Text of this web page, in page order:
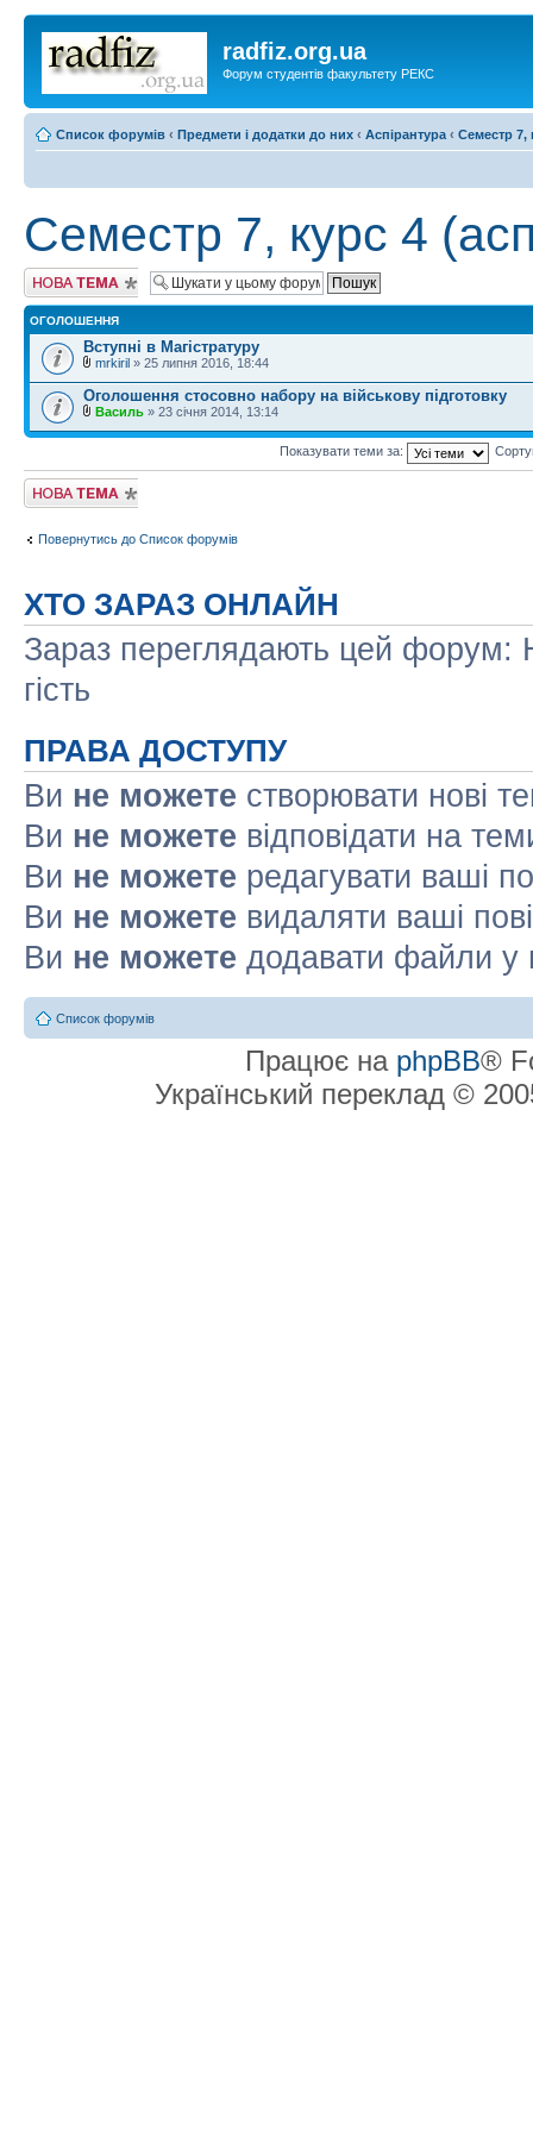
radfiz.org.ua
Форум студентів факультету РЕКС
Список форумів ‹ Предмети і додатки до них ‹ Аспірантура ‹ Семестр 7,
Семестр 7, курс 4
Створити нову
тему
ОГОЛОШЕННЯ
Вступні в Магістратуру
mrkiril » 25 липня 2016, 18:44
Оголошення стосовно набору на військову підготовку
Василь » 23 січня 2014, 13:14
Показувати теми за:
Створити нову
тему
Повернутись до Список форумів
ХТО ЗАРАЗ ОНЛАЙН
Зараз переглядають цей форум:
гість
ПРАВА ДОСТУПУ
Ви не можете створювати нові
Ви не можете відповідати на
Ви не можете редагувати ваші
Ви не можете видаляти ваші
Ви не можете додавати файли у
Список форумів
Працює на phpBB®
Український переклад ©